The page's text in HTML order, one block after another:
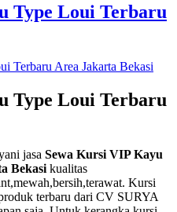
Type Loui Terbaru
Type Loui Terbaru
jasa Sewa Kursi VIP Kayu
Bekasi kualitas
Kursi
terbaru dari CV SURYA